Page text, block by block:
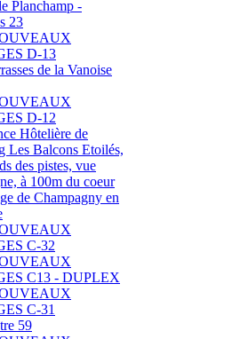
Planchamp -
23
D-13
de la Vanoise
D-12
Hôtelière de
Les Balcons Etoilés,
des pistes, vue
à 100m du coeur
de Champagny en
C-32
C13 - DUPLEX
C-31
59